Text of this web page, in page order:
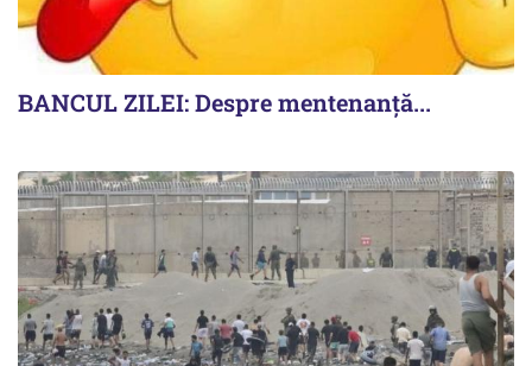
BANCUL ZILEI: Despre mentenanță...